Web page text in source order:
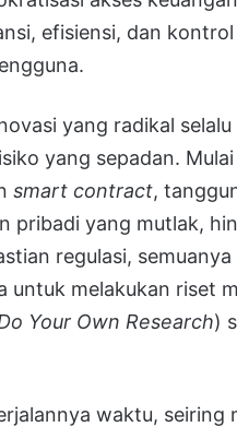
efisiensi, dan
yang radikal
yang sepadan.
smart contract,
pribadi yang mutlak,
regulasi,
untuk melakukan riset
Your Own Research)
waktu, seiring